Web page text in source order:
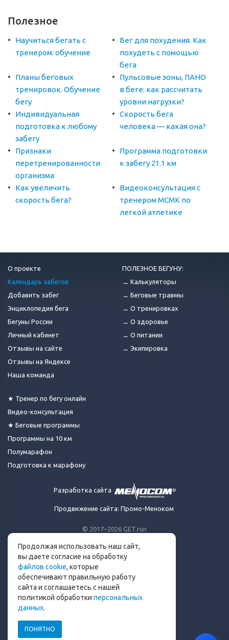
Полезное
Научиться бегать с
тренером: обучение
Бег для похудения. Как
похудеть с помощью
бега
Планы беговых
тренировок. Обучение
бегу
Пульсовые зоны, ПАНО
в беге: как рассчитать
уровни нагрузки?
Индивидуальная
подготовка к любому
забегу
Скорость бега
человека — какая она?
Признаки
перетренированности
организма
Программа подготовки
к забегу 21.1 км
Как увеличить
скорость бега?
Видеоконсультация с
тренером МСМК по
легкой атлетике
© 2017–2026 GET.run
Сделано с ❤ бегунами
для бегунов
Телеграм-канал Get.run
Беговой чат в Телеграм
info@get.run
О проекте
Календарь забегов
Добавить забег
Энциклопедия бега
Бегуны России
Личный кабинет
Отзывы на сайте
Отзывы на Яндексе
Наша команда
★ Тренер по бегу онлайн
Видео-консультация
★ Беговые программы
Программы на 10 км
Полумарафон
Подготовка к марафону
ПОЛЕЗНОЕ БЕГУНУ:
→ Калькуляторы
→ Беговые травмы
→ О тренировках
→ О здоровье
→ О питании
→ Экипировка
Разработка сайта
Продвижение сайта: Промо-Меноком
Продолжая использовать наш сайт,
вы даете согласие на обработку
файлов cookie, которые
обеспечивают правильную работу
сайта и соглашаетесь с нашей
политикой обработки персональных
данных.
ПОНЯТНО